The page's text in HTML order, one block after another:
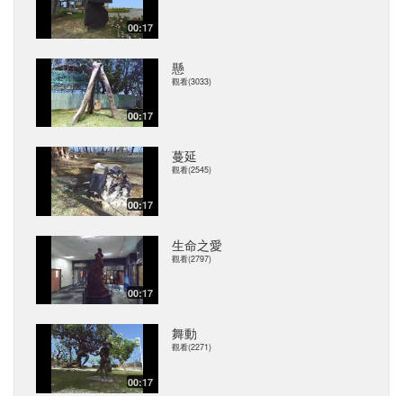
00:17
00:17
懸
觀看(3033)
00:17
蔓延
觀看(2545)
00:17
生命之愛
觀看(2797)
00:17
舞動
觀看(2271)